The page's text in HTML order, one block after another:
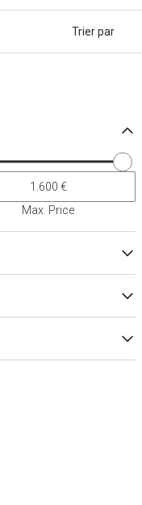
Trier par
Max. Price